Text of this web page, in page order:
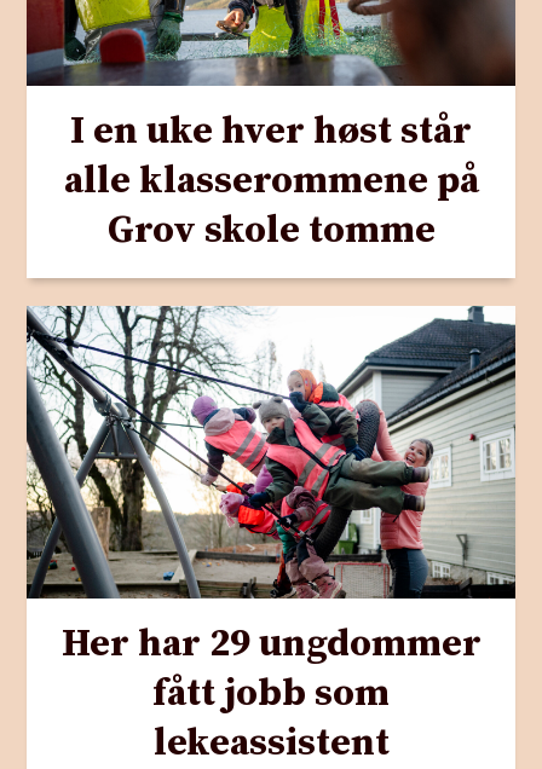
I en uke hver høst står
alle klasserommene på
Grov skole tomme
Her har 29 ungdommer
fått jobb som
lekeassistent